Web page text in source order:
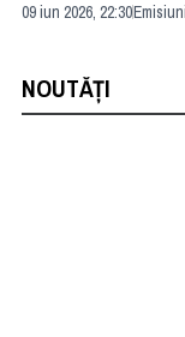
09 iun 2026, 22:30Emisiuni
NOUTĂȚI